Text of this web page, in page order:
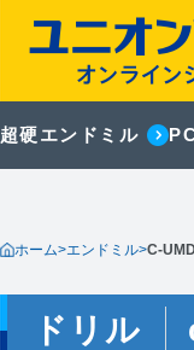
超硬エンドミル
ホーム>エンドミル>C-
ドリル